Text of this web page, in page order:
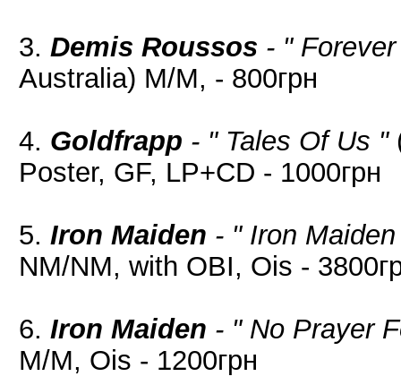
3. Demis Roussos - "
Australia) M/M, - 800грн
4. Goldfrapp - " Tales Of Us "
Poster, GF, LP+CD - 1000грн
5. Iron Maiden - " Iron
NM/NM, with OBI, Ois -
6. Iron Maiden - " No Prayer
M/M, Ois - 1200грн